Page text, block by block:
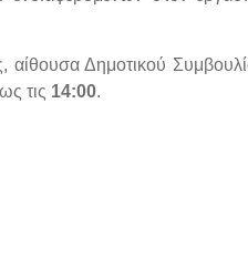
αίθουσα Δημοτικού
τις 14:00.